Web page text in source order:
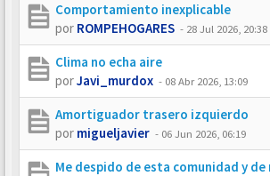
Comportamiento inexplicable
por ROMPEHOGARES - 28 Jul 2026, 20:38
Clima no echa aire
porJavi_murdox - 08 Abr 2026, 13:09
Amortiguador trasero izquierdo
por migueljavier - 06 Jun 2026, 06:19
Me despido de esta comunidad y de